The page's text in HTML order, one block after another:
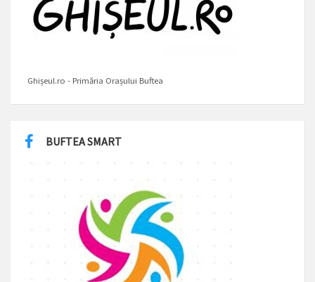
Ghișeul.ro - Primăria Orașului Buftea
BUFTEA SMART